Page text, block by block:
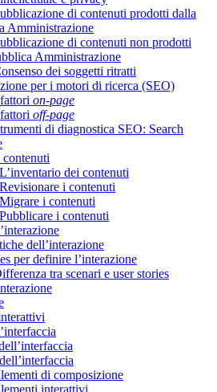
di contenuti prodotti dalla
Amministrazione
di contenuti non prodotti
Amministrazione
dei soggetti ritratti
per i motori di ricerca (SEO)
on-page
off-page
di diagnostica SEO: Search
dei contenuti
i contenuti
i contenuti
i contenuti
dell’interazione
per definire l’interazione
tra scenari e user stories
di composizione
interattivi